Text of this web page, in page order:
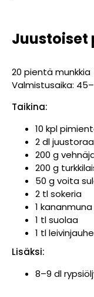
Juustoiset
20 pientä munkkia
Valmistusaika:
Taikina:
10 kpl
2 dl
200 g
200 g
50 g voita
2 tl sokeria
1 kananmuna
1 tl suolaa
1 tl
Lisäksi:
8–9 dl